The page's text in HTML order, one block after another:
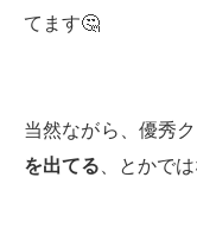
てます🤔
当然ながら、優秀
を出てる、とかで